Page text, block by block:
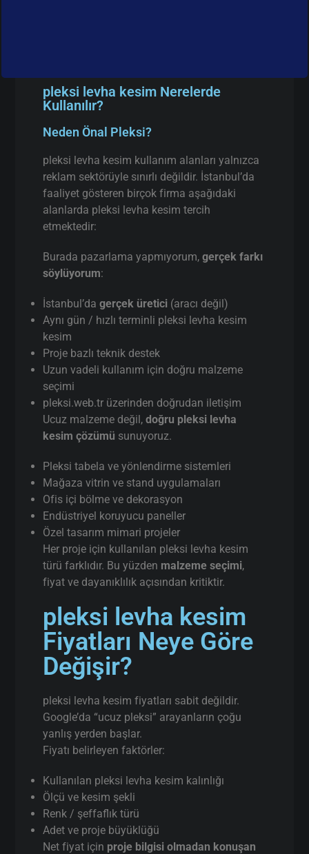
pleksi levha kesim Nerelerde
Kullanılır?
Neden Önal Pleksi?
pleksi levha kesim kullanım alanları yalnızca
reklam sektörüyle sınırlı değildir. İstanbul’da
faaliyet gösteren birçok firma aşağıdaki
alanlarda pleksi levha kesim tercih
etmektedir:
Burada pazarlama yapmıyorum,gerçek farkı
söylüyorum:
İstanbul’dagerçek üretici (aracı değil)
Aynı gün / hızlı terminli pleksi levha kesim
kesim
Proje bazlı teknik destek
Uzun vadeli kullanım için doğru malzeme
seçimi
pleksi.web.tr üzerinden doğrudan iletişim
Ucuz malzeme değil,doğru pleksi levha
kesim çözümü sunuyoruz.
Pleksi tabela ve yönlendirme sistemleri
Mağaza vitrin ve stand uygulamaları
Ofis içi bölme ve dekorasyon
Endüstriyel koruyucu paneller
Özel tasarım mimari projeler
Her proje için kullanılan pleksi levha kesim
türü farklıdır. Bu yüzden malzeme seçimi,
fiyat ve dayanıklılık açısından kritiktir.
pleksi levha kesim
Fiyatları Neye Göre
Değişir?
pleksi levha kesim fiyatları sabit değildir.
Google’da “ucuz pleksi” arayanların çoğu
yanlış yerden başlar.
Fiyatı belirleyen faktörler:
Kullanılan pleksi levha kesim kalınlığı
Ölçü ve kesim şekli
Renk / şeffaflık türü
Adet ve proje büyüklüğü
Net fiyat için proje bilgisi olmadan konuşan